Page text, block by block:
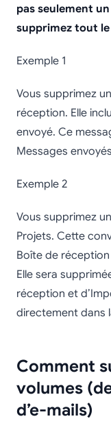
pas seulement
supprimez tout
Exemple 1
Vous supprimez
réception. Elle
envoyé. Ce
Messages
Exemple 2
Vous supprimez
Projets. Cette
Boîte de
Elle sera
réception et
directement dans
Comment
volumes
d’e-mails)